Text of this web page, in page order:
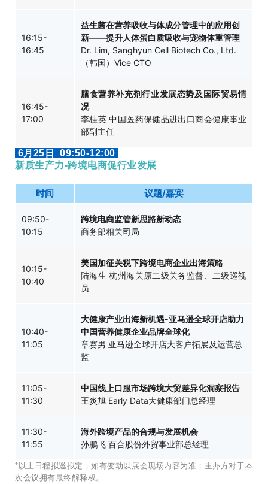
16:15-
16:45
益生菌在营养吸收与体成分管理中的应用创
新——提升人体蛋白质吸收与宠物体重管理
Dr. Lim, Sanghyun Cell Biotech Co., Ltd.
（韩国）Vice CTO
16:45-
17:00
膳食营养补充剂行业发展态势及国际贸易情
况
李桂英 中国医药保健品进出口商会健康事业
部副主任
6月25日 09:50-12:00
新质生产力-跨境电商促行业发展
时间 议题/嘉宾
09:50-
10:15
跨境电商监管新思路新动态
商务部相关司局
10:15-
10:40
美国加征关税下跨境电商企业出海策略
陆海生 杭州海关原二级关务监督、二级巡视
员
10:40-
11:05
大健康产业出海新机遇-亚马逊全球开店助力
中国营养健康企业品牌全球化
章赛男 亚马逊全球开店大客户拓展及运营总
监
11:05-
11:30
中国线上口服市场跨境大贸差异化洞察报告
王炎旭 Early Data大健康部门总经理
11:30-
11:55
海外跨境产品的合规与发展机会
孙鹏飞 百合股份外贸事业部总经理
*以上日程拟邀拟定，如有变动以展会现场内容为准；主办方对于本
次会议拥有最终解释权。